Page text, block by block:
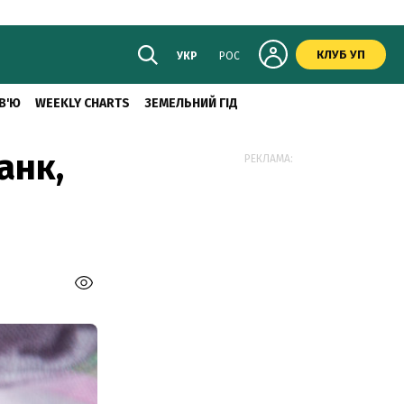
УКР РОС КЛУБ УП
WEEKLY CHARTS ЗЕМЕЛЬНИЙ ГІД
РЕКЛАМА: